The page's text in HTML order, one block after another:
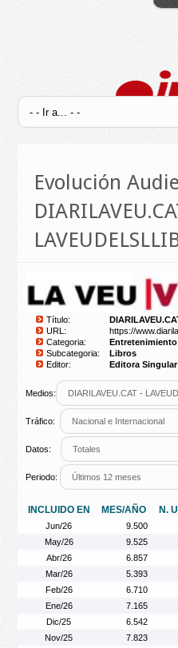
Evolución
Título:
URL:
https://
Categoria:
Entretenimiento
Subcategoria:
Libros
Editor:
Editora
Medios:
Tráfico:
Datos:
Periodo:
INCLUIDO EN MES/AÑO N.
Jun/26 9.500
May/26
9.525
Abr/26
6.857
Mar/26
5.393
Feb/26
6.710
Ene/26
7.165
Dic/25
6.542
Nov/25
7.823